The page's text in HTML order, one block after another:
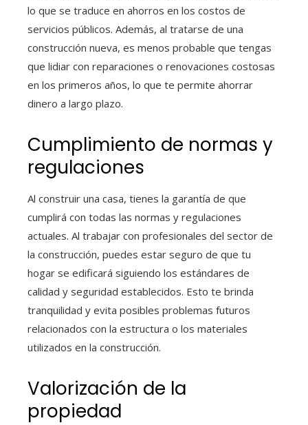
lo que se traduce en ahorros en los costos de
servicios públicos. Además, al tratarse de una
construcción nueva, es menos probable que tengas
que lidiar con reparaciones o renovaciones costosas
en los primeros años, lo que te permite ahorrar
dinero a largo plazo.
Cumplimiento de normas y
regulaciones
Al construir una casa, tienes la garantía de que
cumplirá con todas las normas y regulaciones
actuales. Al trabajar con profesionales del sector de
la construcción, puedes estar seguro de que tu
hogar se edificará siguiendo los estándares de
calidad y seguridad establecidos. Esto te brinda
tranquilidad y evita posibles problemas futuros
relacionados con la estructura o los materiales
utilizados en la construcción.
Valorización de la
propiedad